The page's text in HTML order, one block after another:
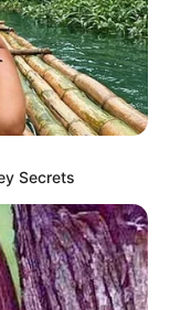
Darek
w jego domu.
Nagły
Świder
mordercy –
Secrets